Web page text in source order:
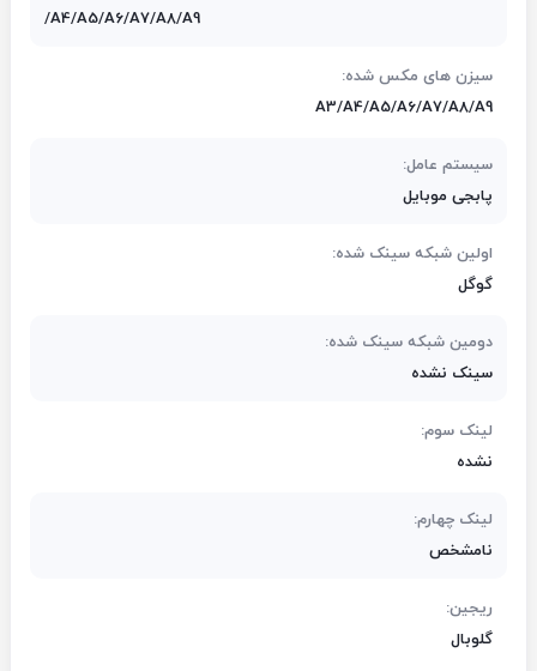
/A4/A5/A6/A7/A8/A9
سیزن های مکس شده:
A3/A4/A5/A6/A7/A8/A9
سیستم عامل:
پابجی موبایل
اولین شبکه سینک شده:
گوگل
دومین شبکه سینک شده:
سینک نشده
لینک سوم:
نشده
لینک چهارم:
نامشخص
ریجین:
گلوبال